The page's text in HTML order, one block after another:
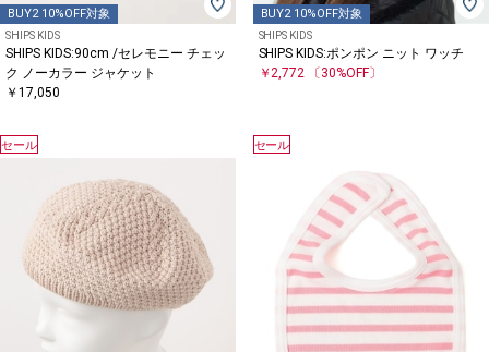
BUY2 10%OFF対象
SHIPS KIDS
SHIPS KIDS:90cm /セレモニー チェッ
ク ノーカラー ジャケット
￥17,050
BUY2 10%OFF対象
SHIPS KIDS
SHIPS KIDS:ポンポン ニット ワッチ
￥2,772 〔30%OFF〕
セール セール